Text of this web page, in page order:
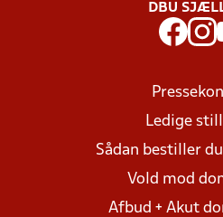
DBU
Ledige
Sådan bestiller
Vold mod
Afbud + Akut